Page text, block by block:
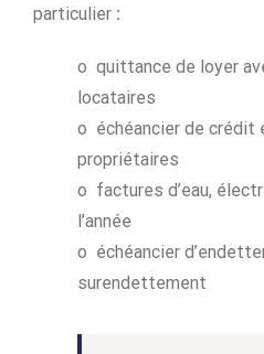
particulier:
o quittance de loyer
locataires
o échéancier de crédit
propriétaires
o factures d’eau,
l’année
o échéancier
surendettement